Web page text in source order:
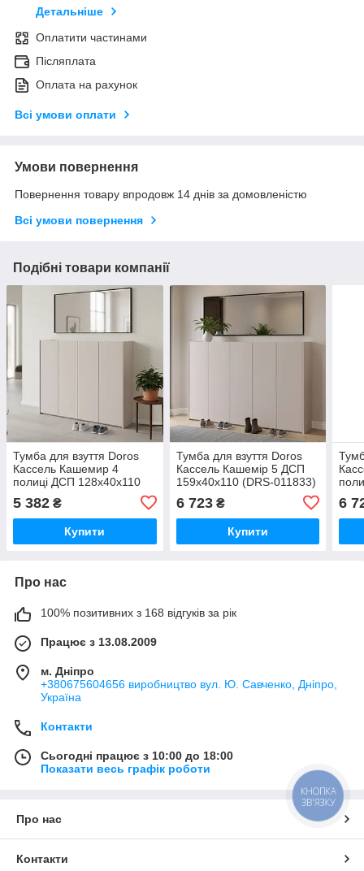
Детальніше
Оплатити частинами
Післяплата
Оплата на рахунок
Всі умови оплати
Умови повернення
Повернення товару впродовж 14 днів за домовленістю
Всі умови повернення
Подібні товари компанії
Тумба для взуття Doros
Кассель Кашемир 4
полиці ДСП 128х40х110
5 382 ₴
Купити
Тумба для взуття Doros
Кассель Кашемір 5 ДСП
159х40х110 (DRS-011833)
6 723₴
Купити
6
Про нас
100% позитивних з 168 відгуків за рік
Працює з 13.08.2009
м. Дніпро
+380675604656 виробництво вул. Ю. Савченко, Дніпро,
Україна
Контакти
Сьогодні працює з 10:00 до 18:00
Показати весь графік роботи
Про нас
Контакти
КНОПКА
ЗВ'ЯЗКУ